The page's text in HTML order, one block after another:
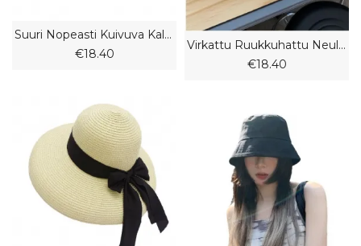
Suuri Nopeasti Kuivuva Kalastajan Hattu Miesten Iso Päänympärys Isokokoinen Isolierinen Köysi Paljas Aurinkohattu
€18.40
Virkattu Ruukkuhattu Neulottu Hattu Kukka Uusi Tyyli County Face Pieni Syksy Pitsivillahattu Hittiväri
€18.40